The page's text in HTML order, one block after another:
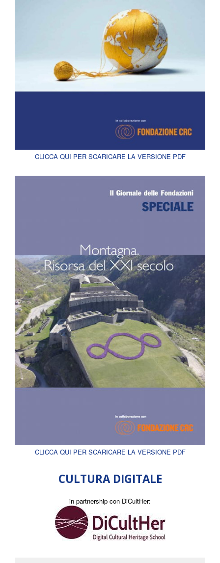
CLICCA QUI PER SCARICARE LA VERSIONE PDF
CLICCA QUI PER SCARICARE LA VERSIONE PDF
CULTURA DIGITALE
in partnership con DiCultHer: